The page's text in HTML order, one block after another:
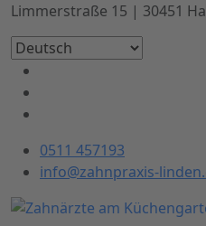
Limmerstraße 15 | 30451
0511 457193
info@zahnpraxis-